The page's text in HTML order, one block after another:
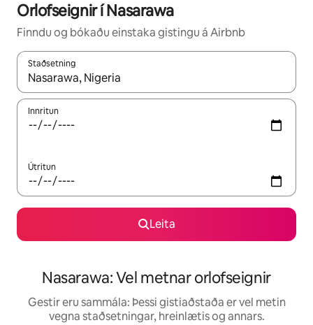
Orlofseignir í Nasarawa
Finndu og bókaðu einstaka gistingu á Airbnb
Staðsetning
Þegar niðurstöður liggja fyrir skaltu nota upp og niður
Innritun
Útritun
Leita
Nasarawa: Vel metnar orlofseignir
Gestir eru sammála: Þessi gistiaðstaða er vel metin
vegna staðsetningar, hreinlætis og annars.